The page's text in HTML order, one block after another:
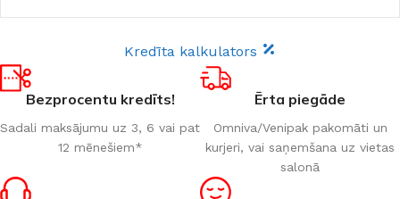
Kredīta kalkulators
Bezprocentu kredīts!
Sadali maksājumu uz 3, 6 vai pat
12 mēnešiem*
Ērta piegāde
Omniva/Venipak pakomāti un
kurjeri, vai saņemšana uz vietas
salonā